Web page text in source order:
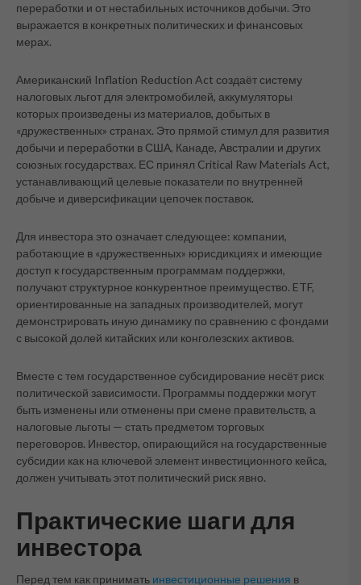
переработки и от нестабильных источников добычи. Это
выражается в конкретных политических и финансовых
мерах.
Американский Inflation Reduction Act создаёт систему
налоговых льгот для электромобилей, аккумуляторы
которых произведены из материалов, добытых в
«дружественных» странах. Это прямой стимул для развития
добычи и переработки в США, Канаде, Австралии и других
союзных государствах. ЕС принял Critical Raw Materials Act,
устанавливающий целевые показатели по внутренней
добыче и диверсификации цепочек поставок.
Для инвестора это означает следующее: компании,
работающие в «дружественных» юрисдикциях и имеющие
доступ к государственным программам поддержки,
получают структурное конкурентное преимущество. ETF,
ориентированные на западных производителей, могут
демонстрировать иную динамику по сравнению с фондами
с высокой долей китайских или конголезских активов.
Вместе с тем государственное субсидирование несёт риск
политической зависимости. Программы поддержки могут
быть изменены или отменены при смене правительств, а
налоговые льготы — стать предметом торговых
переговоров. Инвестор, опирающийся на государственные
субсидии как на ключевой элемент инвестиционного кейса,
должен учитывать этот политический риск явно.
Практические шаги для
инвестора
Перед тем как принимать инвестиционные решения в